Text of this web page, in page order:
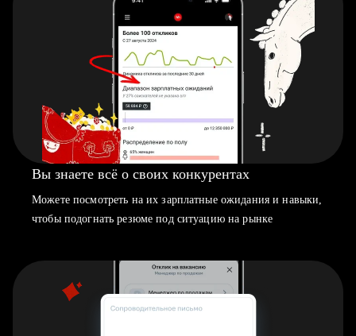
Вы знаете всё о своих конкурентах
Можете посмотреть на их зарплатные ожидания и навыки,
чтобы подогнать резюме под ситуацию на рынке